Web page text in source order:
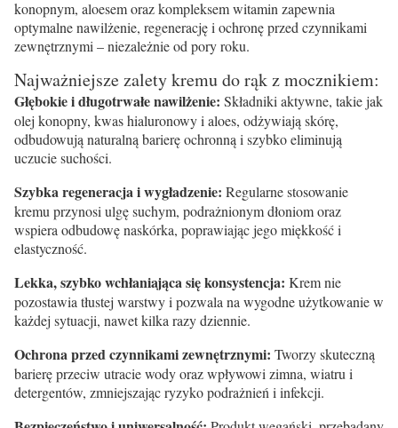
konopnym, aloesem oraz kompleksem witamin zapewnia
optymalne nawilżenie, regenerację i ochronę przed czynnikami
zewnętrznymi – niezależnie od pory roku.
Najważniejsze zalety kremu do rąk z mocznikiem:
Głębokie i długotrwałe nawilżenie: Składniki aktywne, takie jak
olej konopny, kwas hialuronowy i aloes, odżywiają skórę,
odbudowują naturalną barierę ochronną i szybko eliminują
uczucie suchości.
Szybka regeneracja i wygładzenie: Regularne stosowanie
kremu przynosi ulgę suchym, podrażnionym dłoniom oraz
wspiera odbudowę naskórka, poprawiając jego miękkość i
elastyczność.
Lekka, szybko wchłaniająca się konsystencja: Krem nie
pozostawia tłustej warstwy i pozwala na wygodne użytkowanie w
każdej sytuacji, nawet kilka razy dziennie.
Ochrona przed czynnikami zewnętrznymi: Tworzy skuteczną
barierę przeciw utracie wody oraz wpływowi zimna, wiatru i
detergentów, zmniejszając ryzyko podrażnień i infekcji.